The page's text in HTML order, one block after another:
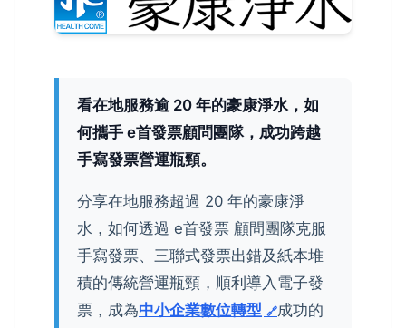
看在地服務逾 20 年的豪康淨水，如
何攜手 e首發票顧問團隊，成功跨越
手寫發票營運瓶頸。
分享在地服務超過 20 年的豪康淨
水，如何透過 e首發票 顧問團隊克服
手寫發票、三聯式發票出錯及紙本堆
積的傳統營運瓶頸，順利導入電子發
票，成為中小企業數位轉型
成功的